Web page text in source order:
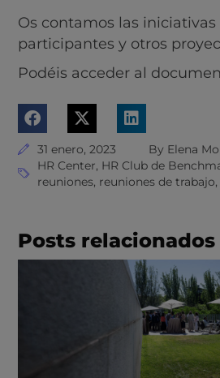
Os contamos las
participantes y otros
Podéis acceder al
31 enero, 2023 By Elena
HR Center, HR Club de
reuniones, reuniones de trabajo,
Posts relacionados